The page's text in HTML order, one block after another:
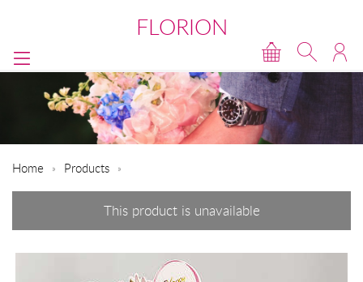
FLORION
Home Products
This product is unavailable